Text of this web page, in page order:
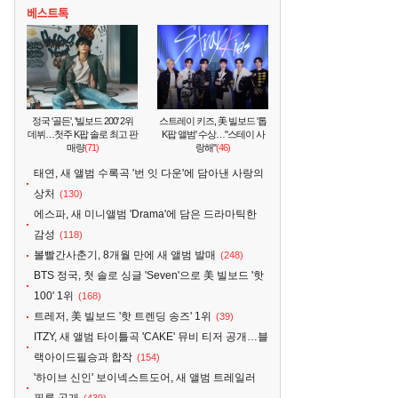
정국 '골든', '빌보드 200' 2위
데뷔…첫주 K팝 솔로 최고 판
매량(71)
스트레이 키즈, 美 빌보드 '톱
K팝 앨범' 수상…"스테이 사
랑해"(46)
태연, 새 앨범 수록곡 '번 잇 다운'에 담아낸 사랑의
상처 (130)
에스파, 새 미니앨범 'Drama'에 담은 드라마틱한
감성 (118)
볼빨간사춘기, 8개월 만에 새 앨범 발매 (248)
BTS 정국, 첫 솔로 싱글 'Seven'으로 美 빌보드 '핫
100' 1위
(168)
트레저, 美 빌보드 '핫 트렌딩 송즈' 1위 (39)
ITZY, 새 앨범 타이틀곡 'CAKE' 뮤비 티저 공개…블
랙아이드필승과 합작 (154)
'하이브 신인' 보이넥스트도어, 새 앨범 트레일러